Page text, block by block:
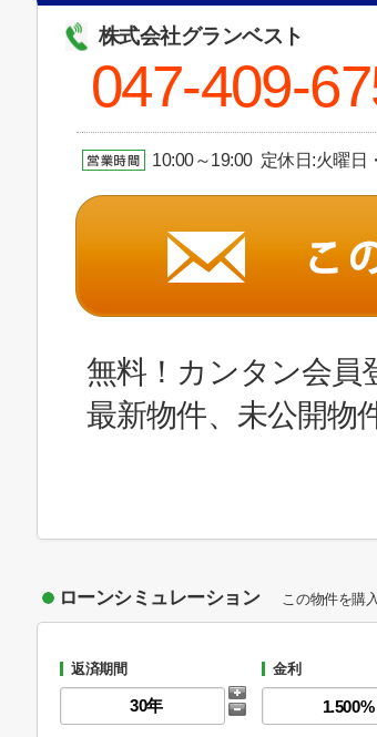
株式会社グランベスト
047-409-
10:00～19:00 定休日:火曜日
無料！カンタン会員
最新物件、未公開物
ローンシミュレーション この物件を購
返済期間 金利